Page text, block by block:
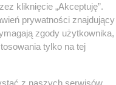
kliknięcie „Akceptuję”.
prywatności znajdujący
zgody użytkownika,
tylko na tej
z naszych serwisów